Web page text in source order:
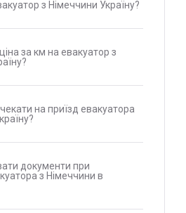
з Німеччини Україну?
за км на евакуатор з
на приїзд евакуатора
документи при
з Німеччини в